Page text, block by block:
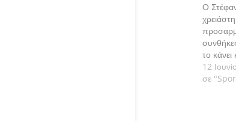
Ο
το κάνει
βάρος
τον
12
σε